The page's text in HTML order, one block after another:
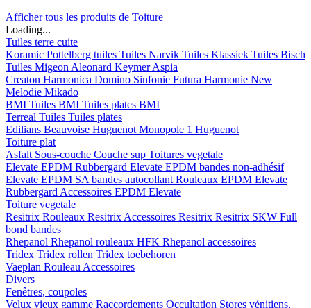
Afficher tous les produits de Toiture
Loading...
Tuiles terre cuite
Koramic Pottelberg tuiles Tuiles Narvik Tuiles Klassiek Tuiles Bisch
Tuiles Migeon Aleonard KeymerAspia
Creaton Harmonica Domino Sinfonie Futura Harmonie New
Melodie Mikado
BMI Tuiles BMI Tuiles plates BMI
Terreal Tuiles Tuiles plates
Edilians Beauvoise Huguenot Monopole 1 Huguenot
Toiture plat
Asfalt Sous-couche Couche sup Toitures vegetale
Elevate EPDM Rubbergard Elevate EPDM bandes non-adhésif
Elevate EPDM SA bandes autocollant Rouleaux EPDM Elevate
Rubbergard Accessoires EPDM Elevate
Toiture vegetale
Resitrix Rouleaux Resitrix Accessoires Resitrix Resitrix SKW Full
bond bandes
Rhepanol Rhepanol rouleaux HFK Rhepanol accessoires
Tridex Tridex rollen Tridex toebehoren
Vaeplan Rouleau Accessoires
Divers
Fenêtres, coupoles
Velux vieux gamme Raccordements Occultation Stores vénitiens,